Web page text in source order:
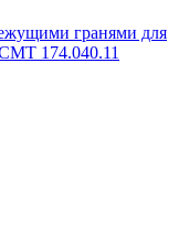
гранями для
174.040.11